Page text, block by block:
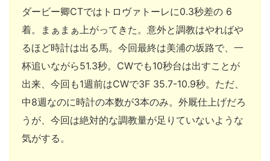
ダービー卿CTではトロヴァトーレに0.3秒差の 6
着。まぁまぁ上がってきた。意外と調教はやればや
るほど時計は出る馬。今回最終は美浦の坂路で、一
杯追いながら51.3秒。CWでも10秒台は出すことが
出来、今回も1週前はCWで3F 35.7-10.9秒。ただ、
中8週なのに時計の本数が3本のみ。外厩仕上げだろ
うが、今回は絶対的な調教量が足りていないような
気がする。